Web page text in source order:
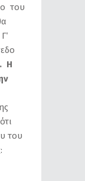
του
. Η
του